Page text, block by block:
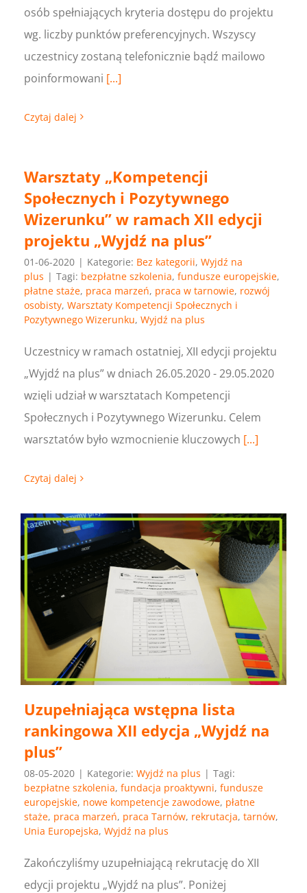
osób spełniających kryteria dostępu do projektu
wg. liczby punktów preferencyjnych. Wszyscy
uczestnicy zostaną telefonicznie bądź mailowo
poinformowani [...]
Czytaj dalej
Warsztaty „Kompetencji
Społecznych i Pozytywnego
Wizerunku” w ramach XII edycji
projektu „Wyjdź na plus”
01-06-2020 | Kategorie: Bez kategorii, Wyjdź na
plus | Tagi: bezpłatne szkolenia, fundusze europejskie,
płatne staże, praca marzeń, praca w tarnowie, rozwój
osobisty, Warsztaty Kompetencji Społecznych i
Pozytywnego Wizerunku, Wyjdź na plus
Uczestnicy w ramach ostatniej, XII edycji projektu
„Wyjdź na plus” w dniach 26.05.2020 - 29.05.2020
wzięli udział w warsztatach Kompetencji
Społecznych i Pozytywnego Wizerunku. Celem
warsztatów było wzmocnienie kluczowych [...]
Czytaj dalej
Uzupełniająca wstępna lista
rankingowa XII edycja „Wyjdź na
plus”
08-05-2020 | Kategorie: Wyjdź na plus | Tagi:
bezpłatne szkolenia, fundacja proaktywni, fundusze
europejskie, nowe kompetencje zawodowe, płatne
staże, praca marzeń, praca Tarnów, rekrutacja, tarnów,
Unia Europejska, Wyjdź na plus
Zakończyliśmy uzupełniającą rekrutację do XII
edycji projektu „Wyjdź na plus”. Poniżej